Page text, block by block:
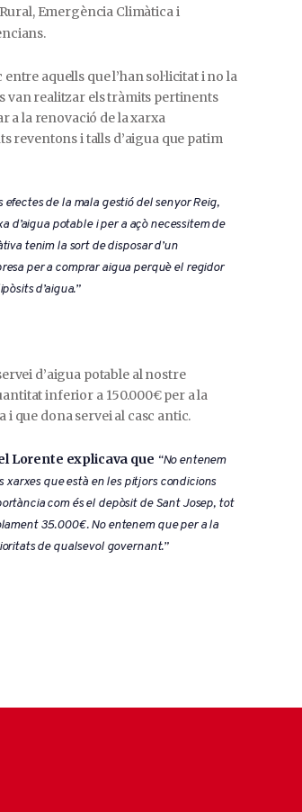
Emergència Climàtica i
aquells que l’han sol·licitat i no la
van realitzar els tràmits pertinents
a la renovació de la xarxa
reventons i talls d’aigua que patim
de la mala gestió del senyor Reig,
d’aigua potable i per a açò necessitem de
tenim la sort de disposar d’un
per a comprar aigua perquè el regidor
d’aigua.”
d’aigua potable al nostre
inferior a 150.000€ per a la
i que dona servei al casc antic.
Lorente explicava que “No entenem
xarxes que està en les pitjors condicions
com és el depòsit de Sant Josep, tot
35.000€. No entenem que per a la
de qualsevol governant.”